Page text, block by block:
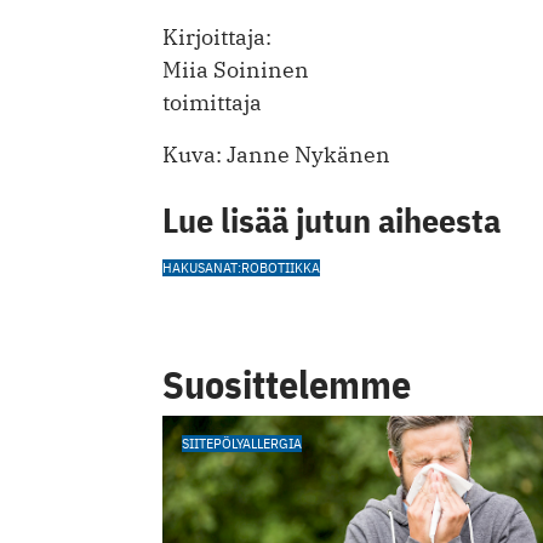
Kirjoittaja:
Miia Soininen
toimittaja
Kuva: Janne Nykänen
Lue lisää jutun aiheesta
HAKUSANAT:ROBOTIIKKA
Suosittelemme
SIITEPÖLYALLERGIA